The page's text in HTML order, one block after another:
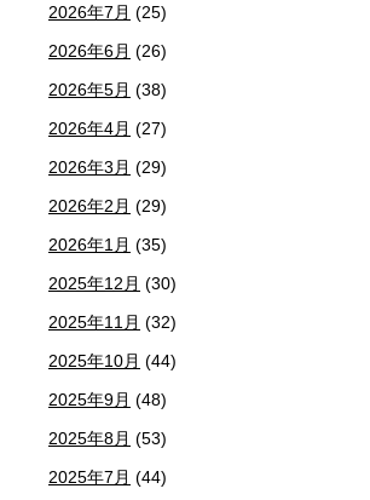
2026年7月 (25)
2026年6月 (26)
2026年5月 (38)
2026年4月 (27)
2026年3月 (29)
2026年2月 (29)
2026年1月 (35)
2025年12月 (30)
2025年11月 (32)
2025年10月 (44)
2025年9月 (48)
2025年8月 (53)
2025年7月 (44)